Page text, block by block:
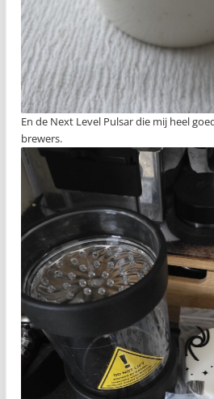
En de Next Level Pulsar die mij heel
brewers.